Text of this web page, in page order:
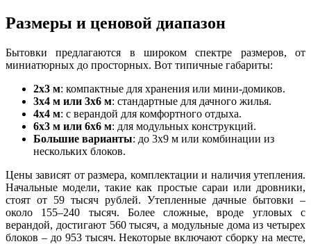
Размеры и ценовой диапазон
Бытовки предлагаются в широком спектре размеров, от
миниатюрных до просторных. Вот типичные габариты:
2x3 м: компактные для хранения или мини-домиков.
3x4 м или 3x6 м: стандартные для дачного жилья.
4x4 м: с верандой для комфортного отдыха.
6x3 м или 6x6 м: для модульных конструкций.
Большие варианты: до 3x9 м или комбинации из
нескольких блоков.
Цены зависят от размера, комплектации и наличия утепления.
Начальные модели, такие как простые сараи или дровники,
стоят от 59 тысяч рублей. Утепленные дачные бытовки –
около 155–240 тысяч. Более сложные, вроде угловых с
верандой, достигают 560 тысяч, а модульные дома из четырех
блоков – до 953 тысяч. Некоторые включают сборку на месте,